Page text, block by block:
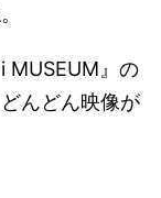
MUSEUM』の
んどん映像が